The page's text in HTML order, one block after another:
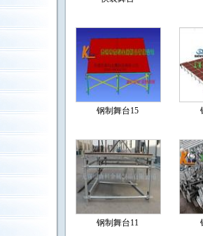
钢制舞台15
钢制舞台11